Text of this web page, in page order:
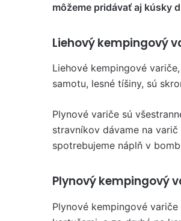
môžeme pridávať aj kúsky
Liehový kempingový
Liehové kempingové
samotu, lesné tíšiny, sú
Plynové variče sú
stravníkov dávame na
spotrebujeme náplň v
Plynový kempingový
Plynové kempingové